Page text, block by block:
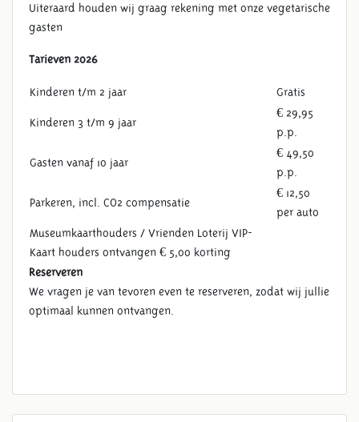
Uiteraard houden wij graag rekening met onze vegetarische
gasten
Tarieven 2026
Kinderen t/m 2 jaar Gratis
Kinderen 3 t/m 9 jaar
€ 29,95
p.p.
Gasten vanaf 10 jaar
€ 49,50
p.p.
Parkeren, incl. CO2 compensatie
€ 12,50
per auto
Museumkaarthouders / Vrienden Loterij VIP-
Kaart houders ontvangen € 5,00 korting
Reserveren
We vragen je van tevoren even te reserveren, zodat wij jullie
optimaal kunnen ontvangen.